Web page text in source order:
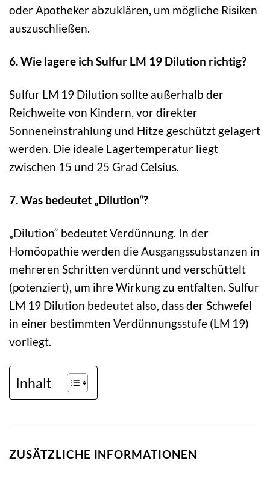
oder Apotheker abzuklären, um mögliche Risiken
auszuschließen.
6. Wie lagere ich Sulfur LM 19 Dilution richtig?
Sulfur LM 19 Dilution sollte außerhalb der
Reichweite von Kindern, vor direkter
Sonneneinstrahlung und Hitze geschützt gelagert
werden. Die ideale Lagertemperatur liegt
zwischen 15 und 25 Grad Celsius.
7. Was bedeutet „Dilution“?
„Dilution“ bedeutet Verdünnung. In der
Homöopathie werden die Ausgangssubstanzen in
mehreren Schritten verdünnt und verschüttelt
(potenziert), um ihre Wirkung zu entfalten. Sulfur
LM 19 Dilution bedeutet also, dass der Schwefel
in einer bestimmten Verdünnungsstufe (LM 19)
vorliegt.
Inhalt
ZUSÄTZLICHE INFORMATIONEN